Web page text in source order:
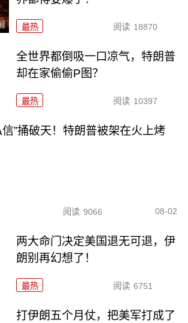
最热 阅读 18870
全世界都倒吸一口凉气，特朗普
却在家偷偷P图？
最热 阅读 10397
信”捅破天！特朗普被架在火上烤
阅读 9066 08-02
两大命门决定美国退无可退，伊
朗别再幻想了！
最热 阅读 6751
打伊朗五个月仗，把美军打成了